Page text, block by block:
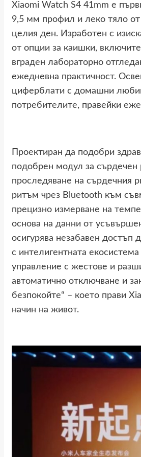
Xiaomi Watch S4 41mm е
9,5 мм профил и леко тяло
целия ден. Изработен с
от опции за каишки,
вграден лабораторно
ежедневна практичност.
циферблати с домашни
потребителите, правейки
Проектиран да подобри
подобрен модул за сърдечен
проследяване на сърдечния
ритъм чрез Bluetooth към
прецизно измерване на
основа на данни от
осигурява незабавен
с интелигентната
управление с жестове и
автоматично отключване и
безпокойте“ – което прави
начин на живот.